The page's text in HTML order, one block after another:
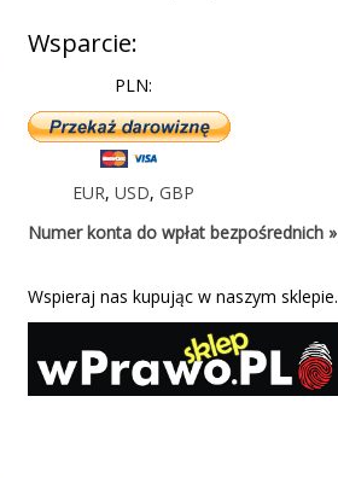
Wsparcie:
PLN:
EUR,USD,GBP
Numer konta do wpłat bezpośrednich »
Wspieraj nas kupując w naszym sklepie.